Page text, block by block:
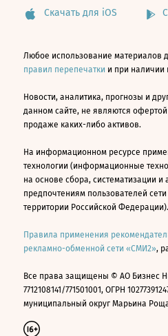
Скачать для iOS
Любое использование материалов
правил перепечатки и при наличии
Новости, аналитика, прогнозы и
данном сайте, не являются
продаже каких-либо активов.
На информационном ресурсе
технологии (информационные
на основе сбора, систематизации
предпочтениям пользователей
территории Российской Федерации).
Правила применения
рекламно-обменной сети «СМИ2»,
Все права защищены © АО Бизнес
7712108141/771501001, ОГРН
муниципальный округ Марьина